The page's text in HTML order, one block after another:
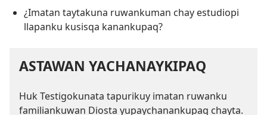
¿Imatan taytakuna ruwankuman chay estudiopi
llapanku kusisqa kanankupaq?
ASTAWAN YACHANAYKIPAQ
Huk Testigokunata tapurikuy imatan ruwanku
familiankuwan Diosta yupaychanankupaq chayta.